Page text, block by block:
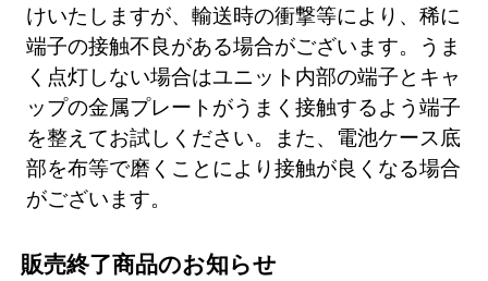
けいたしますが、輸送時の衝撃等により、稀に
端子の接触不良がある場合がございます。うま
く点灯しない場合はユニット内部の端子とキャ
ップの金属プレートがうまく接触するよう端子
を整えてお試しください。また、電池ケース底
部を布等で磨くことにより接触が良くなる場合
がございます。
販売終了商品のお知らせ